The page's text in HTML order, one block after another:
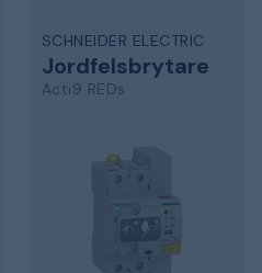
SCHNEIDER ELECTRIC
Jordfelsbrytare
Acti9 REDs